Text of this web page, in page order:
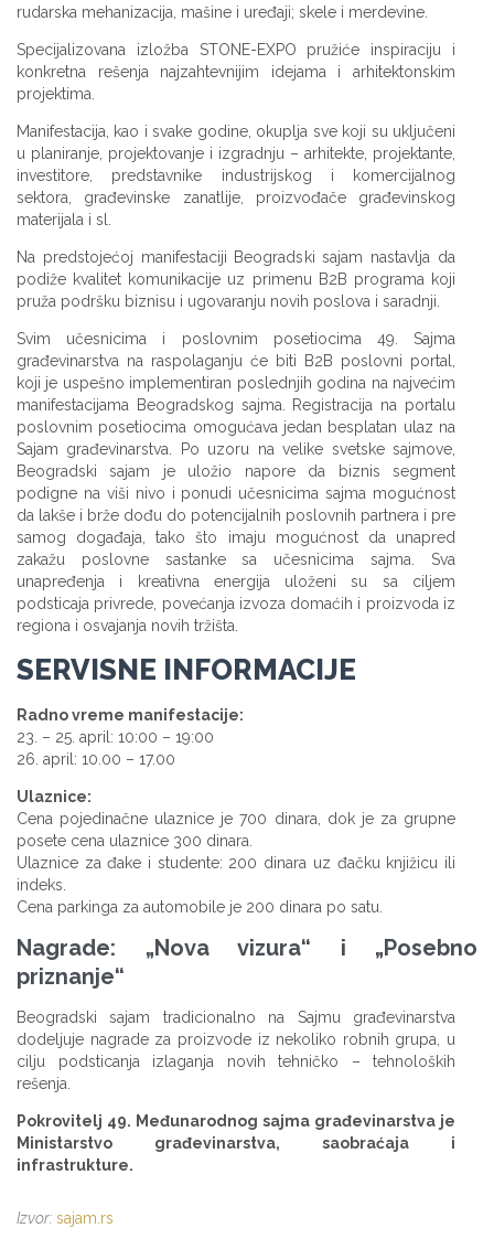
rudarska mehanizacija, mašine i uređaji; skele i merdevine.
Specijalizovana izložba STONE-EXPO pružiće inspiraciju i
konkretna rešenja najzahtevnijim idejama i arhitektonskim
projektima.
Manifestacija, kao i svake godine, okuplja sve koji su uključeni
u planiranje, projektovanje i izgradnju – arhitekte, projektante,
investitore, predstavnike industrijskog i komercijalnog
sektora, građevinske zanatlije, proizvođače građevinskog
materijala i sl.
Na predstojećoj manifestaciji Beogradski sajam nastavlja da
podiže kvalitet komunikacije uz primenu B2B programa koji
pruža podršku biznisu i ugovaranju novih poslova i saradnji.
Svim učesnicima i poslovnim posetiocima 49. Sajma
građevinarstva na raspolaganju će biti B2B poslovni portal,
koji je uspešno implementiran poslednjih godina na najvećim
manifestacijama Beogradskog sajma. Registracija na portalu
poslovnim posetiocima omogućava jedan besplatan ulaz na
Sajam građevinarstva. Po uzoru na velike svetske sajmove,
Beogradski sajam je uložio napore da biznis segment
podigne na viši nivo i ponudi učesnicima sajma mogućnost
da lakše i brže dođu do potencijalnih poslovnih partnera i pre
samog događaja, tako što imaju mogućnost da unapred
zakažu poslovne sastanke sa učesnicima sajma. Sva
unapređenja i kreativna energija uloženi su sa ciljem
podsticaja privrede, povećanja izvoza domaćih i proizvoda iz
regiona i osvajanja novih tržišta.
SERVISNE INFORMACIJE
Radno vreme manifestacije:
23. – 25. april: 10:00 – 19:00
26. april: 10.00 – 17.00
Ulaznice:
Cena pojedinačne ulaznice je 700 dinara, dok je za grupne
posete cena ulaznice 300 dinara.
Ulaznice za đake i studente: 200 dinara uz đačku knjižicu ili
indeks.
Cena parkinga za automobile je 200 dinara po satu.
Nagrade: „Nova vizura“ i „Posebno
priznanje“
Beogradski sajam tradicionalno na Sajmu građevinarstva
dodeljuje nagrade za proizvode iz nekoliko robnih grupa, u
cilju podsticanja izlaganja novih tehničko – tehnoloških
rešenja.
Pokrovitelj 49. Međunarodnog sajma građevinarstva je
Ministarstvo građevinarstva, saobraćaja i
infrastrukture.
Izvor: sajam.rs